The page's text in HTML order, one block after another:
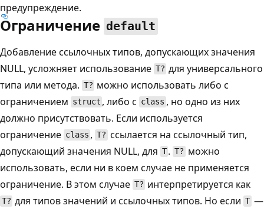
предупреждение.
Ограничение default
Добавление ссылочных типов, допускающих значения
NULL, усложняет использование T? для универсального
типа или метода. T? можно использовать либо с
ограничением struct , либо с class , но одно из них
должно присутствовать. Если используется
ограничение class ,T? ссылается на ссылочный тип,
допускающий значения NULL, для T .T? можно
использовать, если ни в коем случае не применяется
ограничение. В этом случае T? интерпретируется как
T? для типов значений и ссылочных типов. Но еслиT—